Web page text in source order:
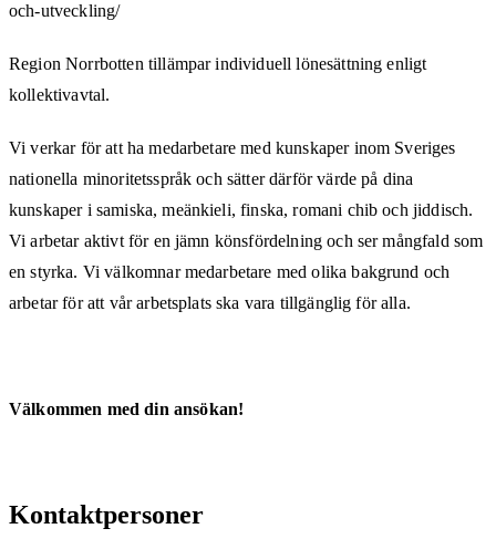
och-utveckling/
Region Norrbotten tillämpar individuell lönesättning enligt
kollektivavtal.
Vi verkar för att ha medarbetare med kunskaper inom Sveriges
nationella minoritetsspråk och sätter därför värde på dina
kunskaper i samiska, meänkieli, finska, romani chib och jiddisch.
Vi arbetar aktivt för en jämn könsfördelning och ser mångfald som
en styrka. Vi välkomnar medarbetare med olika bakgrund och
arbetar för att vår arbetsplats ska vara tillgänglig för alla.
Välkommen med din ansökan!
Kontaktpersoner